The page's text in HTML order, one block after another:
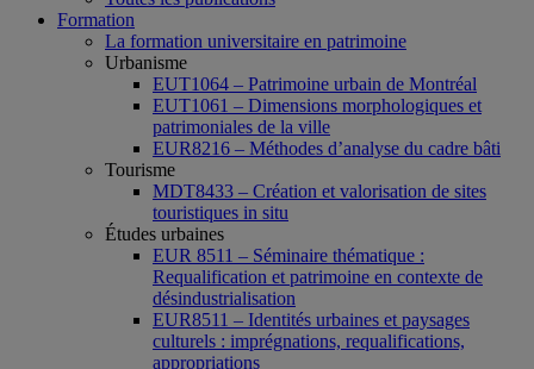
Formation
La formation universitaire en patrimoine
Urbanisme
EUT1064 – Patrimoine urbain de Montréal
EUT1061 – Dimensions morphologiques et
patrimoniales de la ville
EUR8216 – Méthodes d’analyse du cadre bâti
Tourisme
MDT8433 – Création et valorisation de sites
touristiques in situ
Études urbaines
EUR 8511 – Séminaire thématique :
Requalification et patrimoine en contexte de
désindustrialisation
EUR8511 – Identités urbaines et paysages
culturels : imprégnations, requalifications,
appropriations